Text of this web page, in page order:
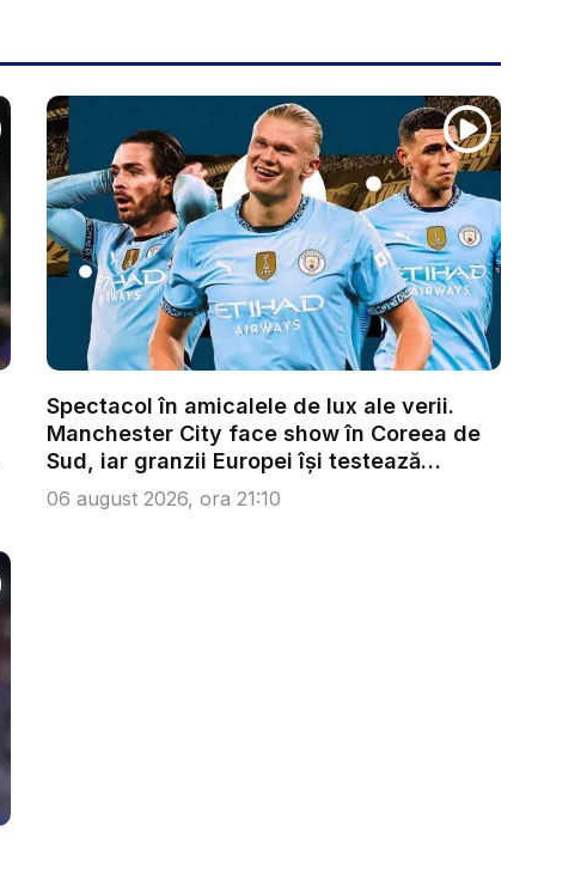
Spectacol în amicalele de lux ale verii.
Manchester City face show în Coreea de
Sud, iar granzii Europei își testează
forțel...
06 august 2026, ora 21:10